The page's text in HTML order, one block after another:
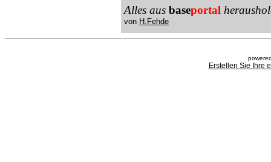
Alles aus baseportal
von H.Fehde
Erstellen Sie Ihre